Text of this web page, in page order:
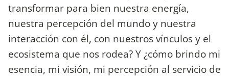
transformar para bien nuestra energía,
nuestra percepción del mundo y nuestra
interacción con él, con nuestros vínculos y el
ecosistema que nos rodea? Y ¿cómo brindo mi
esencia, mi visión, mi percepción al servicio de